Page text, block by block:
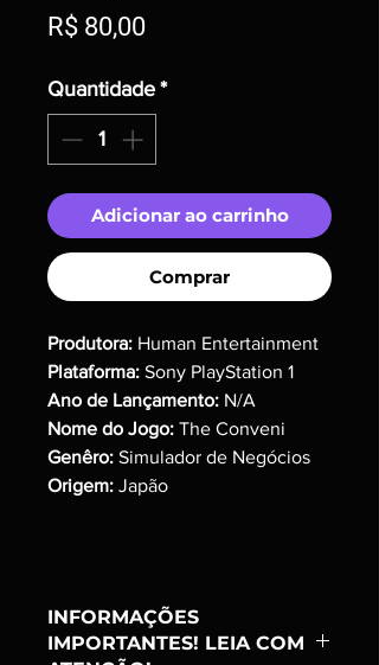
R$ 80,00Preço
Quantidade *
Adicionar ao carrinho
Comprar
Produtora: Human Entertainment
Plataforma: Sony PlayStation 1
Ano de Lançamento: N/A
Nome do Jogo: The Conveni
Genêro: Simulador de Negócios
Origem: Japão
INFORMAÇÕES
IMPORTANTES! LEIA COM